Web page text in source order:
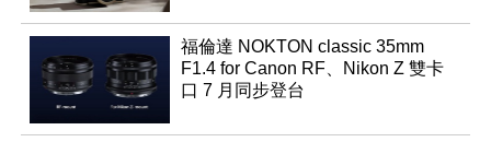
福倫達 NOKTON classic 35mm
F1.4 for Canon RF、Nikon Z 雙卡
口 7 月同步登台